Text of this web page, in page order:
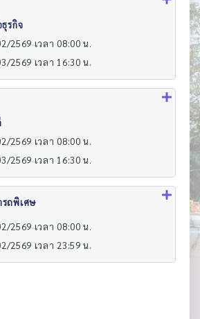
รกิจ
2569 เวลา 08:00 น.
2569 เวลา 16:30 น.
2569 เวลา 08:00 น.
2569 เวลา 16:30 น.
รถพิเศษ
2569 เวลา 08:00 น.
2569 เวลา 23:59 น.